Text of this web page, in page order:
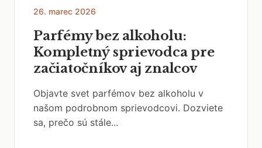
26. marec 2026
Parfémy bez alkoholu:
Kompletný sprievodca pre
začiatočníkov aj znalcov
Objavte svet parfémov bez alkoholu v
našom podrobnom sprievodcovi. Dozviete
sa, prečo sú stále...